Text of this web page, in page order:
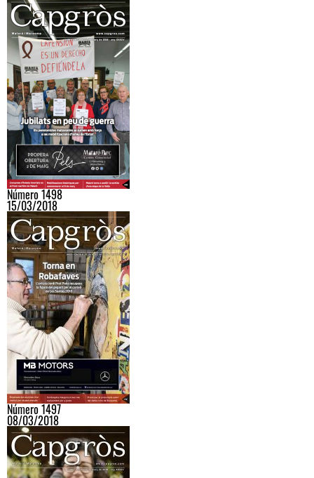
Número 1498
15/03/2018
Número 1497
08/03/2018